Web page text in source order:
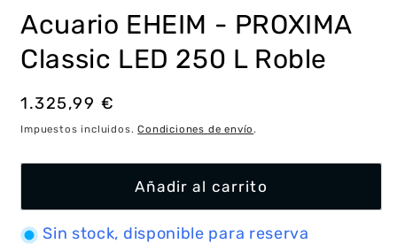
1
en
una
ventana
Acuario EHEIM - PROXIMA
Classic LED 250 L Roble
Precio
habitual
1.325,99 €
Impuestos incluidos.Condiciones de envío.
Añadir al carrito
Sin stock, disponible para reserva